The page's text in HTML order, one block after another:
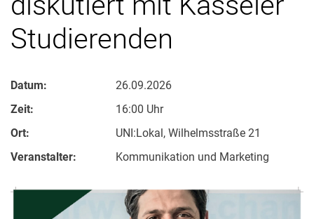
Studierenden
Datum:
26.09.2026
Zeit:
16:00 Uhr
Ort:
UNI:Lokal, Wilhelmsstraße 21
Veranstalter:
Kommunikation und Marketing